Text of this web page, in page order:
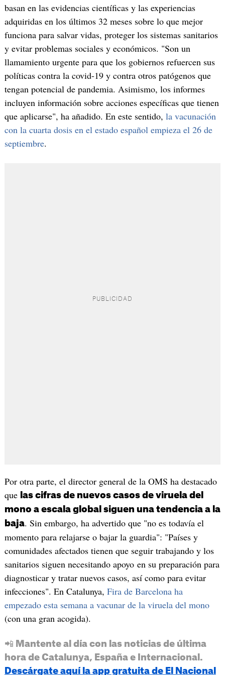
basan en las evidencias científicas y las experiencias
adquiridas en los últimos 32 meses sobre lo que mejor
funciona para salvar vidas, proteger los sistemas sanitarios
y evitar problemas sociales y económicos. "Son un
llamamiento urgente para que los gobiernos refuercen sus
políticas contra la covid-19 y contra otros patógenos que
tengan potencial de pandemia. Asimismo, los informes
incluyen información sobre acciones específicas que tienen
que aplicarse", ha añadido. En este sentido, la vacunación
con la cuarta dosis en el estado español empieza el 26 de
septiembre.
Por otra parte, el director general de la OMS ha destacado
que las cifras de nuevos casos de viruela del
mono a escala global siguen una tendencia a la
baja. Sin embargo, ha advertido que "no es todavía el
momento para relajarse o bajar la guardia": "Países y
comunidades afectados tienen que seguir trabajando y los
sanitarios siguen necesitando apoyo en su preparación para
diagnosticar y tratar nuevos casos, así como para evitar
infecciones". En Catalunya, Fira de Barcelona ha
empezado esta semana a vacunar de la viruela del mono
(con una gran acogida).
📲 Mantente al día con las noticias de última
hora de Catalunya, España e Internacional.
Descárgate aquí la app gratuita de El Nacional